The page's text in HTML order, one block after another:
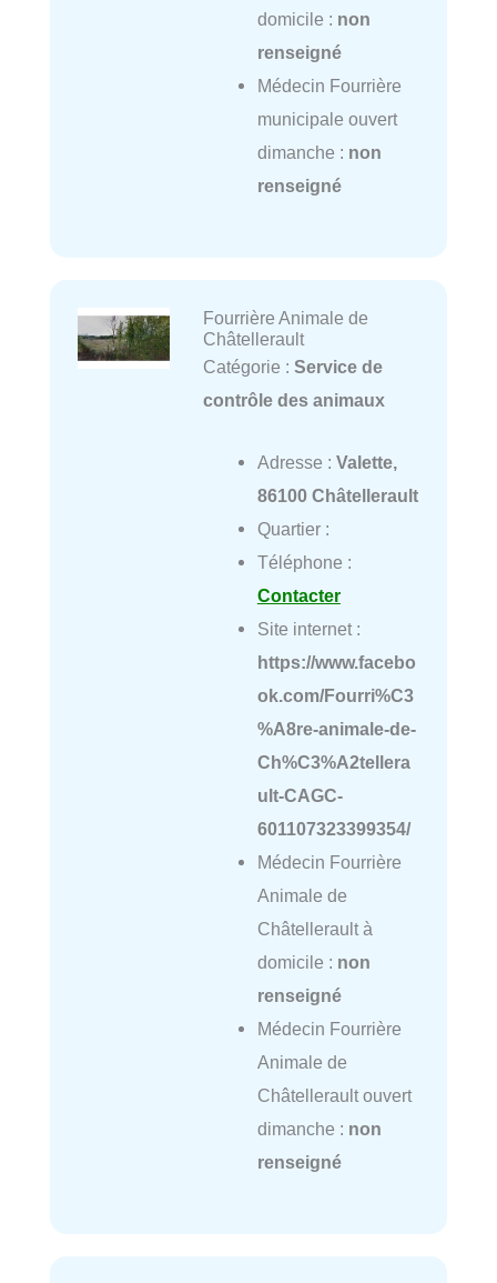
domicile : non
renseigné
Médecin Fourrière
municipale ouvert
dimanche : non
renseigné
Fourrière Animale de
Châtellerault
Catégorie : Service de
contrôle des animaux
Adresse : Valette,
86100 Châtellerault
Quartier :
Téléphone :
Contacter
Site internet :
https://www.facebo
ok.com/Fourri%C3
%A8re-animale-de-
Ch%C3%A2tellera
ult-CAGC-
601107323399354/
Médecin Fourrière
Animale de
Châtellerault à
domicile : non
renseigné
Médecin Fourrière
Animale de
Châtellerault ouvert
dimanche : non
renseigné